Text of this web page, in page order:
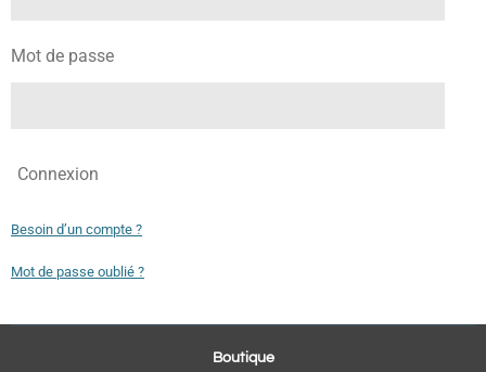
Mot de passe
Connexion
Besoin d’un compte ?
Mot de passe oublié ?
Boutique